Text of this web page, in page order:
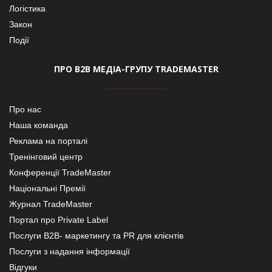
Логістика
Закон
Події
ПРО В2В МЕДІА-ГРУПУ TRADEMASTER
Про нас
Наша команда
Реклама на порталі
Тренінговий центр
Конференції TradeMaster
Національні Премії
Журнал TradeMaster
Портал про Private Label
Послуги В2В- маркетингу та PR для клієнтів
Послуги з надання інформації
Відгуки